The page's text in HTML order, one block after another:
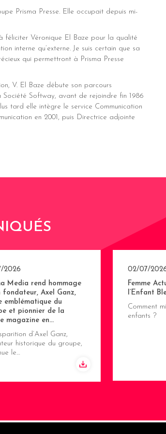
Prisma Presse. Elle occupait depuis mi-
féliciter Véronique El Baze pour la qualité
interne qu’externe. Je suis certain que sa
qui permettront à Prisma Presse
V. El Baze débute son parcours
Société Softway, avant de rejoindre fin 1986
tard elle intègre le service Communication
en 2001, puis Directrice adjointe
2026
Media rend hommage
fondateur, Axel Ganz,
emblématique du
et pionnier de la
magazine en…
d’Axel Ganz,
historique du groupe,
le…
02/07/
Femme
l’Enfant
Comment
enfants ?